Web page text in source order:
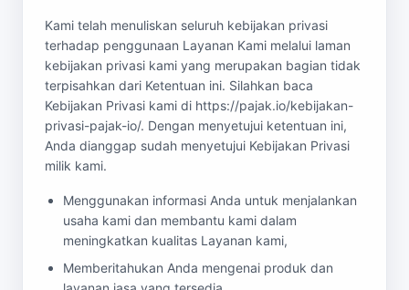
Kami telah menuliskan seluruh kebijakan privasi
terhadap penggunaan Layanan Kami melalui laman
kebijakan privasi kami yang merupakan bagian tidak
terpisahkan dari Ketentuan ini. Silahkan baca
Kebijakan Privasi kami di https://pajak.io/kebijakan-
privasi-pajak-io/. Dengan menyetujui ketentuan ini,
Anda dianggap sudah menyetujui Kebijakan Privasi
milik kami.
Menggunakan informasi Anda untuk menjalankan
usaha kami dan membantu kami dalam
meningkatkan kualitas Layanan kami,
Memberitahukan Anda mengenai produk dan